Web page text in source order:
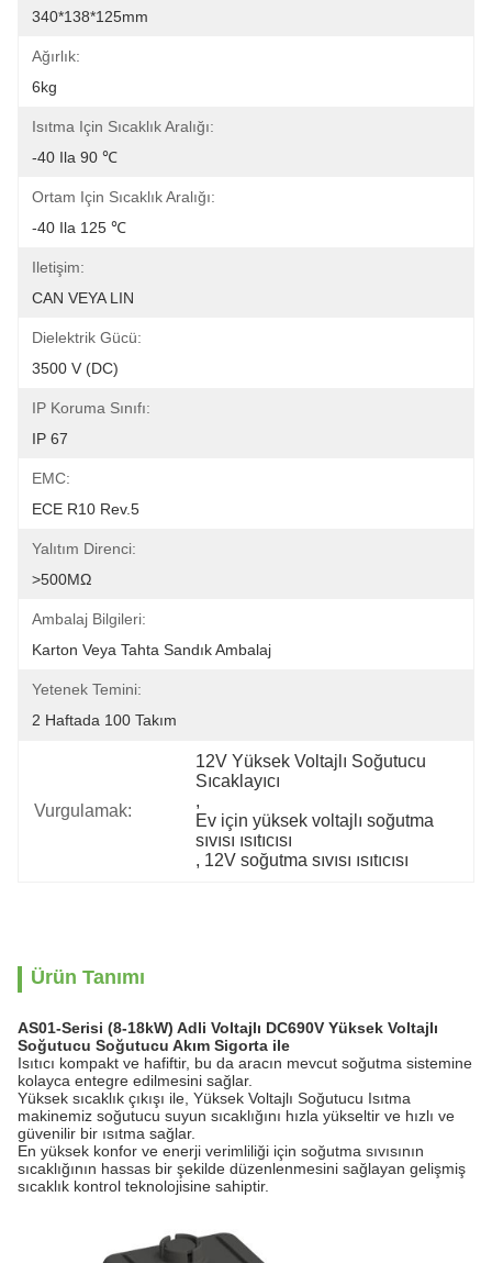
340*138*125mm
Ağırlık:
6kg
Isıtma Için Sıcaklık Aralığı:
-40 Ila 90 ℃
Ortam Için Sıcaklık Aralığı:
-40 Ila 125 ℃
Iletişim:
CAN VEYA LIN
Dielektrik Gücü:
3500 V (DC)
IP Koruma Sınıfı:
IP 67
EMC:
ECE R10 Rev.5
Yalıtım Direnci:
>500MΩ
Ambalaj Bilgileri:
Karton Veya Tahta Sandık Ambalaj
Yetenek Temini:
2 Haftada 100 Takım
Vurgulamak:
12V Yüksek Voltajlı Soğutucu
Sıcaklayıcı
,
Ev için yüksek voltajlı soğutma
sıvısı ısıtıcısı
, 12V soğutma sıvısı ısıtıcısı
Ürün Tanımı
AS01-Serisi (8-18kW) Adli Voltajlı DC690V Yüksek Voltajlı
Soğutucu Soğutucu Akım Sigorta ile
Isıtıcı kompakt ve hafiftir, bu da aracın mevcut soğutma sistemine
kolayca entegre edilmesini sağlar.
Yüksek sıcaklık çıkışı ile, Yüksek Voltajlı Soğutucu Isıtma
makinemiz soğutucu suyun sıcaklığını hızla yükseltir ve hızlı ve
güvenilir bir ısıtma sağlar.
En yüksek konfor ve enerji verimliliği için soğutma sıvısının
sıcaklığının hassas bir şekilde düzenlenmesini sağlayan gelişmiş
sıcaklık kontrol teknolojisine sahiptir.